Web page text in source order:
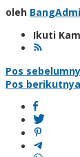
oleh
Ikuti
pos
Pos
Pos berikutnya